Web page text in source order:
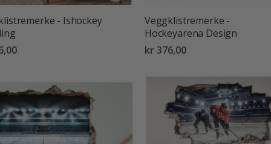
- Ishockey
Veggklistremerke -
Hockeyarena Design
kr 376,00